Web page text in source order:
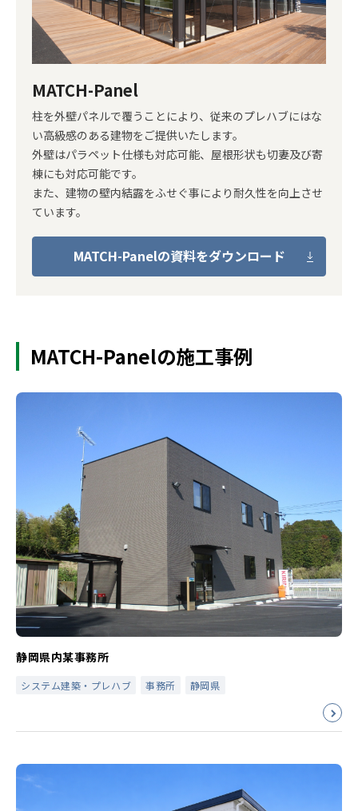
MATCH-Panel
柱を外壁パネルで覆うことにより、従来のプレハブにはな
い高級感のある建物をご提供いたします。
外壁はパラペット仕様も対応可能、屋根形状も切妻及び寄
棟にも対応可能です。
また、建物の壁内結露をふせぐ事により耐久性を向上させ
ています。
MATCH-Panelの資料をダウンロード
MATCH-Panelの施工事例
静岡県内某事務所
システム建築・プレハブ 事務所 静岡県